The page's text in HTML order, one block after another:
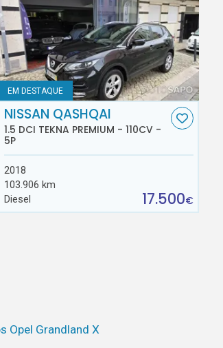
EM DESTAQUE
NISSAN QASHQAI
1.5 DCI TEKNA PREMIUM - 110CV -
5P
2018
103.906 km
Diesel
17.500€
Opel Grandland X